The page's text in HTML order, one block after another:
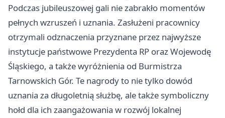
Podczas jubileuszowej gali nie zabrakło momentów
pełnych wzruszeń i uznania. Zasłużeni pracownicy
otrzymali odznaczenia przyznane przez najwyższe
instytucje państwowe Prezydenta RP oraz Wojewodę
Śląskiego, a także wyróżnienia od Burmistrza
Tarnowskich Gór. Te nagrody to nie tylko dowód
uznania za długoletnią służbę, ale także symboliczny
hołd dla ich zaangażowania w rozwój lokalnej